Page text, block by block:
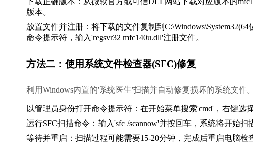
版本。
放置文件并注册：将下载的文件复制到
命令提示符，输入'regsvr32 mfc140u.dll'注册文件。
方法二：使用系统文件检查器(SFC)修复
利用Windows内置的'系统医生'扫描并自动修复损坏的系统文件。
以管理员身份打开命令提示符：在开始菜单搜索'cmd'，右键选
运行SFC扫描命令：输入'sfc /scannow'并按回车，系统将开始扫
等待并重启：扫描过程可能需要15-20分钟，完成后重启电脑检